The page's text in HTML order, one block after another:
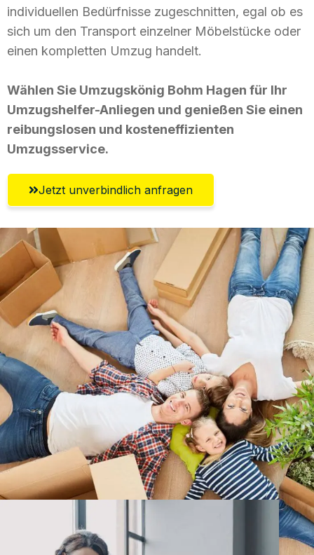
individuellen Bedürfnisse zugeschnitten, egal ob es
sich um den Transport einzelner Möbelstücke oder
einen kompletten Umzug handelt.
Wählen Sie Umzugskönig Bohm Hagen für Ihr
Umzugshelfer-Anliegen und genießen Sie einen
reibungslosen und kosteneffizienten
Umzugsservice.
Jetzt unverbindlich anfragen